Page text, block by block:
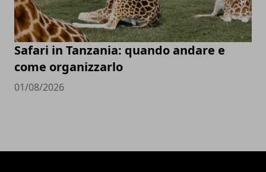
Safari in Tanzania: quando andare e
come organizzarlo
01/08/2026